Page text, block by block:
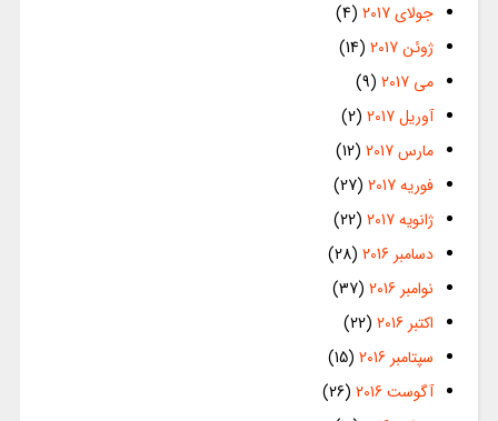
جولای 2017
(4)
ژوئن 2017
(14)
می 2017
(9)
آوریل 2017
(2)
مارس 2017
(12)
فوریه 2017
(27)
ژانویه 2017
(22)
دسامبر 2016
(28)
نوامبر 2016
(37)
اکتبر 2016
(22)
سپتامبر 2016
(15)
آگوست 2016
(26)